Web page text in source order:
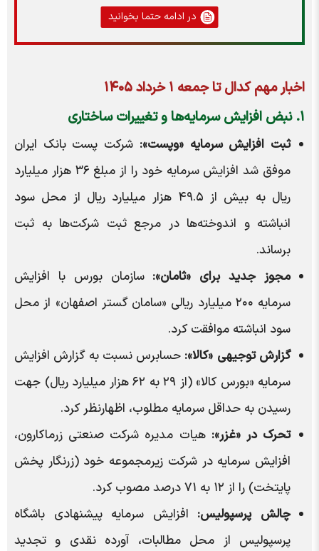
در ادامه حتما بخوانید
اخبار مهم کدال تا جمعه ۱ خرداد ۱۴۰۵
۱. نبض افزایش سرمایه‌ها و تغییرات ساختاری
ثبت افزایش سرمایه «وپست»: شرکت پست بانک ایران
موفق شد افزایش سرمایه خود را از مبلغ ۳۶ هزار میلیارد
ریال به بیش از ۴۹.۵ هزار میلیارد ریال از محل سود
انباشته و اندوخته‌ها در مرجع ثبت شرکت‌ها به ثبت
برساند.
مجوز جدید برای «ثامان»: سازمان بورس با افزایش
سرمایه ۲۰۰ میلیارد ریالی «سامان گستر اصفهان» از محل
سود انباشته موافقت کرد.
گزارش توجیهی «کالا»: حسابرس نسبت به گزارش افزایش
سرمایه «بورس کالا» (از ۲۹ به ۶۲ هزار میلیارد ریال) جهت
رسیدن به حداقل سرمایه مطلوب، اظهارنظر کرد.
تحرک در «غزر»: هیات مدیره شرکت صنعتی زرماکارون،
افزایش سرمایه در شرکت زیرمجموعه خود (زرنگار پخش
پایتخت) را از ۱۲ به ۷۱ درصد مصوب کرد.
چالش پرسپولیس: افزایش سرمایه پیشنهادی باشگاه
پرسپولیس از محل مطالبات، آورده نقدی و تجدید